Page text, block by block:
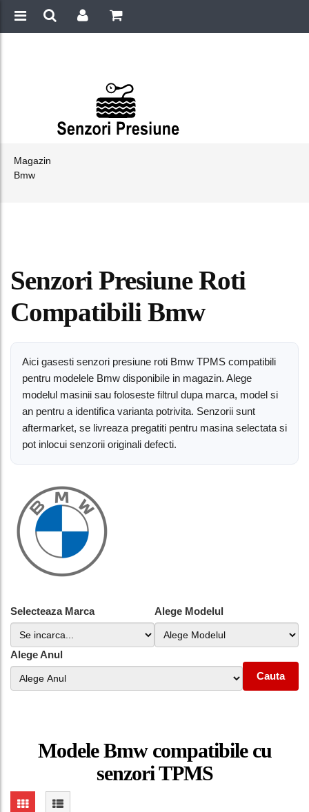
Magazin
Bmw
Senzori Presiune Roti
Compatibili Bmw
Aici gasesti senzori presiune roti Bmw TPMS compatibili
pentru modelele Bmw disponibile in magazin. Alege
modelul masinii sau foloseste filtrul dupa marca, model si
an pentru a identifica varianta potrivita. Senzorii sunt
aftermarket, se livreaza pregatiti pentru masina selectata si
pot inlocui senzorii originali defecti.
Selecteaza Marca Alege Modelul
Alege Anul
Cauta
Modele Bmw compatibile cu
senzori TPMS